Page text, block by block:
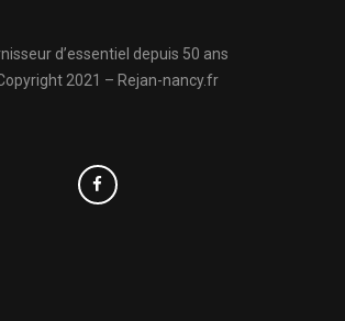
d’essentiel depuis 50 ans
2021 – Rejan-nancy.fr